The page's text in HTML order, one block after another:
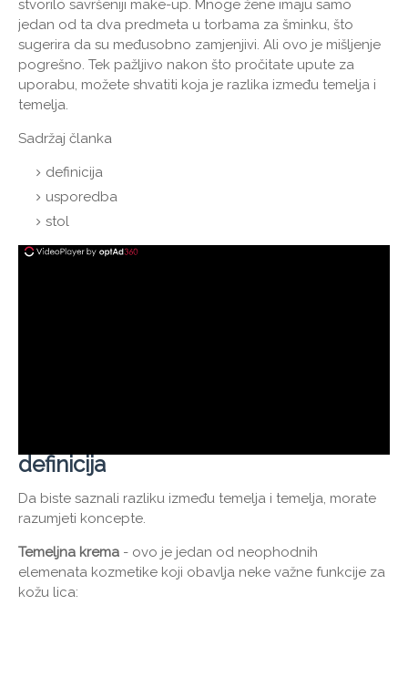
stvorilo savršeniji make-up. Mnoge žene imaju samo
jedan od ta dva predmeta u torbama za šminku, što
sugerira da su međusobno zamjenjivi. Ali ovo je mišljenje
pogrešno. Tek pažljivo nakon što pročitate upute za
uporabu, možete shvatiti koja je razlika između temelja i
temelja.
Sadržaj članka
definicija
usporedba
stol
definicija
Da biste saznali razliku između temelja i temelja, morate
razumjeti koncepte.
Temeljna krema - ovo je jedan od neophodnih
elemenata kozmetike koji obavlja neke važne funkcije za
kožu lica: